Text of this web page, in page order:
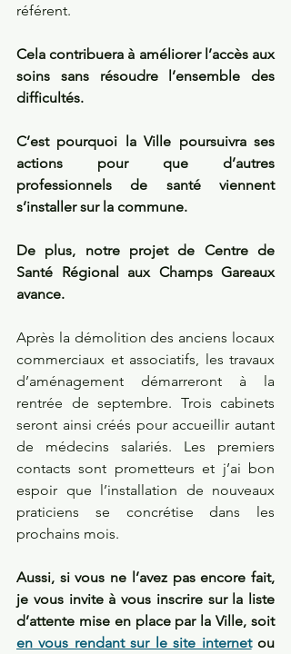
référent.
Cela contribuera à améliorer l’accès aux
soins sans résoudre l’ensemble des
difficultés.
C’est pourquoi la Ville poursuivra ses
actions pour que d’autres
professionnels de santé viennent
s’installer sur la commune.
De plus, notre projet de Centre de
Santé Régional aux Champs Gareaux
avance.
Après la démolition des anciens locaux
commerciaux et associatifs, les travaux
d’aménagement démarreront à la
rentrée de septembre. Trois cabinets
seront ainsi créés pour accueillir autant
de médecins salariés. Les premiers
contacts sont prometteurs et j’ai bon
espoir que l’installation de nouveaux
praticiens se concrétise dans les
prochains mois.
Aussi, si vous ne l’avez pas encore fait,
je vous invite à vous inscrire sur la liste
d’attente mise en place par la Ville, soit
en vous rendant sur le site internet ou